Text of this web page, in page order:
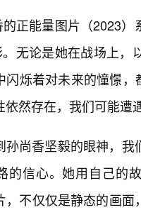
正能量图片（2023
。无论是她在战场上
闪烁着对未来的憧憬，
然存在，我们可能遭
孙尚香坚毅的眼神，我
的信心。她用自己的
，不仅仅是静态的画